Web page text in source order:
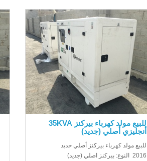
للبيع مولد كهرباء بيركنز 35KVA
أنجليزي أصلي (جديد)
للبيع مولد كهرباء بيركنز أصلي جديد
2016 النوع: بيركنز اصلي (جديد)